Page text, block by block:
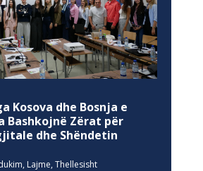
Kosova dhe Bosnja e
Bashkojnë Zërat për
dhe Shëndetin
, Lajme, Thellesisht